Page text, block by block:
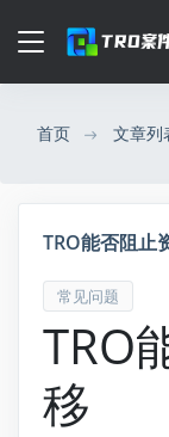
首页 文章列
TRO能否阻止
常见问题
TRO
移